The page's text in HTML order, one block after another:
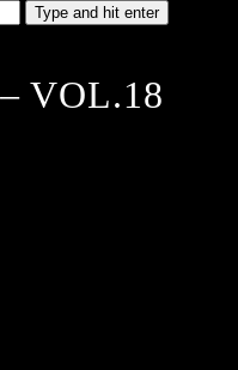
Type and hit enter
VOL.18